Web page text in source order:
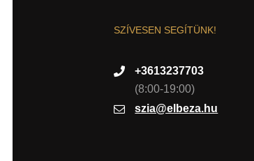
SZÍVESEN SEGÍTÜNK!
+3613237703
(8:00-19:00)
szia@elbeza.hu